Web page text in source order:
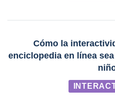
Cómo la
enciclopedia en línea